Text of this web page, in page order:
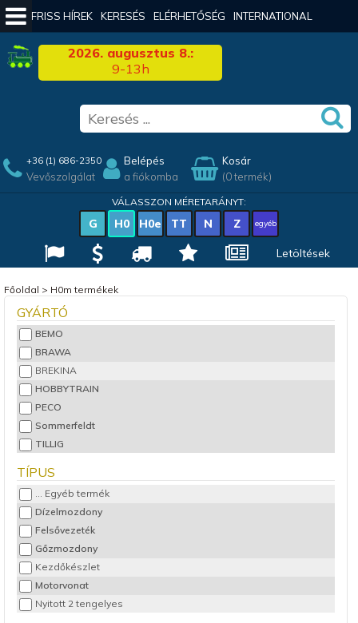
FRISS HÍREK KERESÉS ELÉRHETŐSÉG INTERNATIONAL
2026. augusztus 8.:
9-13h
+36 (1) 686-2350
Vevőszolgálat
Belépés
a fiókomba
Kosár
(0 termék)
VÁLASSZON MÉRETARÁNYT:
G H0 H0e TT N Z egyéb
Letöltések
Főoldal > H0m termékek
GYÁRTÓ
BEMO
BRAWA
BREKINA
HOBBYTRAIN
PECO
Sommerfeldt
TILLIG
TÍPUS
... Egyéb termék
Dízelmozdony
Felsővezeték
Gőzmozdony
Kezdőkészlet
Motorvonat
Nyitott 2 tengelyes